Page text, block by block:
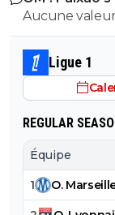
Aucune valeur
des joueurs
€ minimum.
Emerson, CJ
libre et Mmadi
Ligue 1
REGULAR
Équipe
1 O.